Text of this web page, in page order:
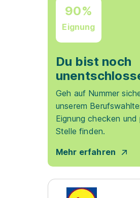
90%
Eignung
Du bist noch
Geh auf Nummer
unserem
Eignung checken und
Stelle finden.
Mehr erfahren